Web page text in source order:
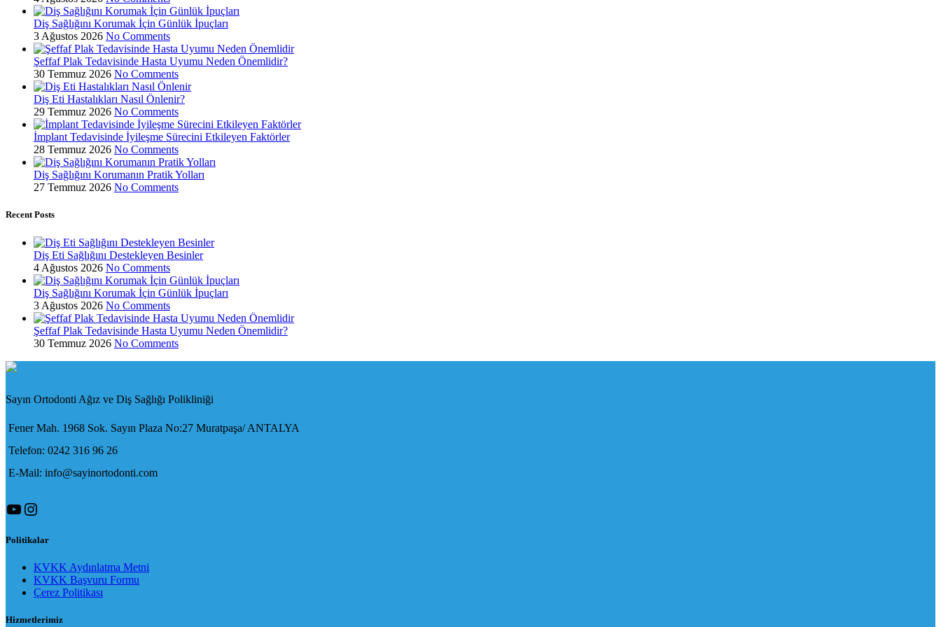
Diş Sağlığını Korumak İçin Günlük İpuçları
3 Ağustos 2026 No Comments
Şeffaf Plak Tedavisinde Hasta Uyumu Neden Önemlidir?
30 Temmuz 2026 No Comments
Diş Eti Hastalıkları Nasıl Önlenir?
29 Temmuz 2026 No Comments
İmplant Tedavisinde İyileşme Sürecini Etkileyen Faktörler
28 Temmuz 2026 No Comments
Diş Sağlığını Korumanın Pratik Yolları
27 Temmuz 2026 No Comments
Recent Posts
Diş Eti Sağlığını Destekleyen Besinler
4 Ağustos 2026 No Comments
Diş Sağlığını Korumak İçin Günlük İpuçları
3 Ağustos 2026 No Comments
Şeffaf Plak Tedavisinde Hasta Uyumu Neden Önemlidir?
30 Temmuz 2026 No Comments
Sayın Ortodonti Ağız ve Diş Sağlığı Polikliniği
Fener Mah. 1968 Sok. Sayın Plaza No:27 Muratpaşa/ ANTALYA
Telefon: 0242 316 96 26
E-Mail: info@sayinortodonti.com
YouTube
Instagram
Politikalar
KVKK Aydınlatma Metni
KVKK Başvuru Formu
Çerez Politikası
Hizmetlerimiz